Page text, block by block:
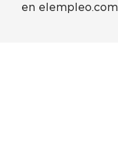
en elempleo.com